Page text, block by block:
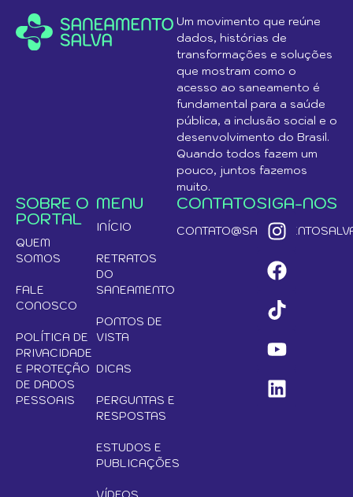
Um movimento que reúne
dados, histórias de
transformações e soluções
que mostram como o
acesso ao saneamento é
fundamental para a saúde
pública, a inclusão social e o
desenvolvimento do Brasil.
Quando todos fazem um
pouco, juntos fazemos
muito.
SOBRE O
PORTAL
QUEM
SOMOS
FALE
CONOSCO
POLÍTICA DE
PRIVACIDADE
E PROTEÇÃO
DE DADOS
PESSOAIS
MENU
INÍCIO
RETRATOS
DO
SANEAMENTO
PONTOS DE
VISTA
DICAS
PERGUNTAS E
RESPOSTAS
ESTUDOS E
PUBLICAÇÕES
CONTATOSIGA-NOS